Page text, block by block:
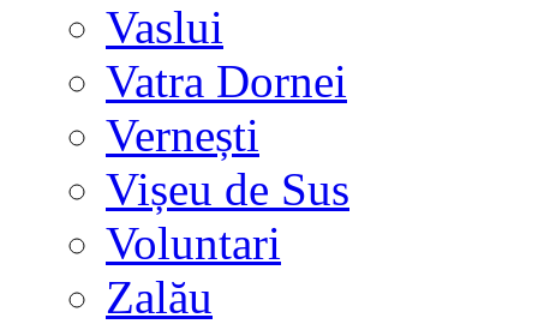
Vaslui
Vatra Dornei
Vernești
Vișeu de Sus
Voluntari
Zalău